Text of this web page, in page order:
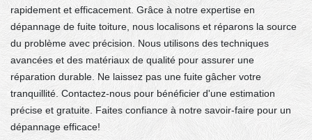
rapidement et efficacement. Grâce à notre expertise en
dépannage de fuite toiture, nous localisons et réparons la source
du problème avec précision. Nous utilisons des techniques
avancées et des matériaux de qualité pour assurer une
réparation durable. Ne laissez pas une fuite gâcher votre
tranquillité. Contactez-nous pour bénéficier d'une estimation
précise et gratuite. Faites confiance à notre savoir-faire pour un
dépannage efficace!